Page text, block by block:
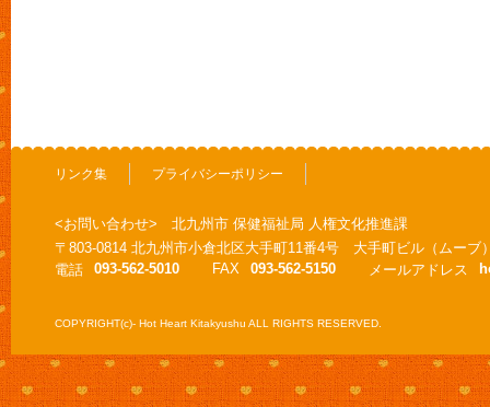
リンク集 プライバシーポリシー
<お問い合わせ> 北九州市 保健福祉局 人権文化推進課
〒803-0814 北九州市小倉北区大手町11番4号 大手町ビル（ムーブ
電話
093-562-5010 FAX 093-562-5150 メールアドレス
COPYRIGHT(c)- Hot Heart Kitakyushu ALL RIGHTS RESERVED.